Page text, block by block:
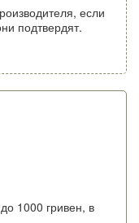
если
подтвердят.
1000 гривен, в